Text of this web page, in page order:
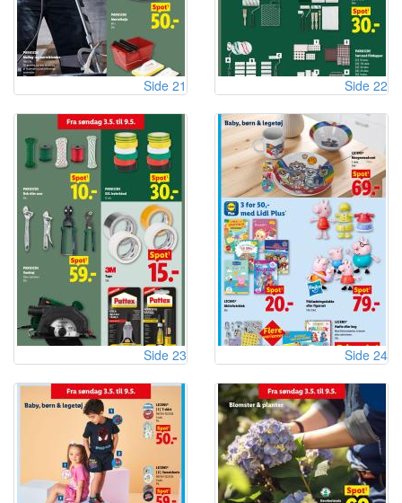
Side 21 Side 22
Side 23 Side 24